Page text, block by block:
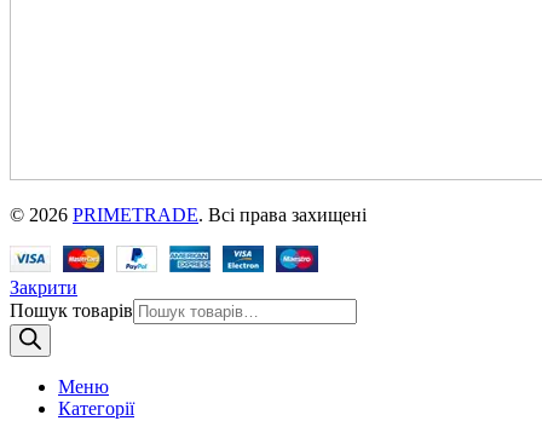
© 2026 PRIMETRADE. Всі права захищені
Закрити
Пошук товарів
Меню
Категорії